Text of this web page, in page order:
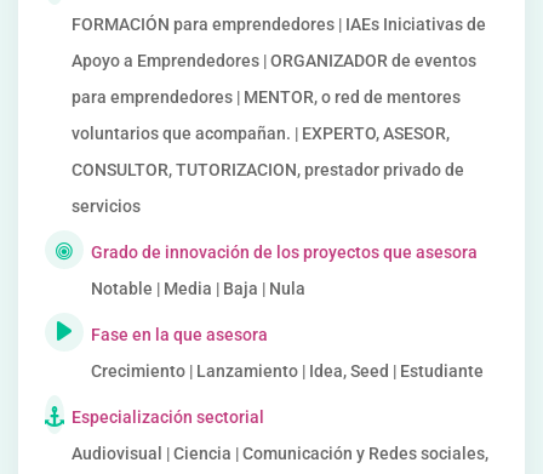
FORMACIÓN para emprendedores | IAEs Iniciativas de
Apoyo a Emprendedores | ORGANIZADOR de eventos
para emprendedores | MENTOR, o red de mentores
voluntarios que acompañan. | EXPERTO, ASESOR,
CONSULTOR, TUTORIZACION, prestador privado de
servicios
Grado de innovación de los proyectos que asesora
Notable | Media | Baja | Nula
Fase en la que asesora
Crecimiento | Lanzamiento | Idea, Seed | Estudiante
Especialización sectorial
Audiovisual | Ciencia | Comunicación y Redes sociales,